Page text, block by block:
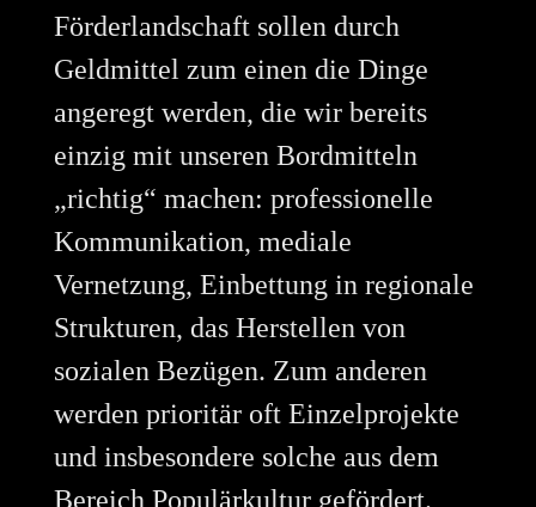
Förderlandschaft sollen durch
Geldmittel zum einen die Dinge
angeregt werden, die wir bereits
einzig mit unseren Bordmitteln
„richtig“ machen: professionelle
Kommunikation, mediale
Vernetzung, Einbettung in regionale
Strukturen, das Herstellen von
sozialen Bezügen. Zum anderen
werden prioritär oft Einzelprojekte
und insbesondere solche aus dem
Bereich Populärkultur gefördert.